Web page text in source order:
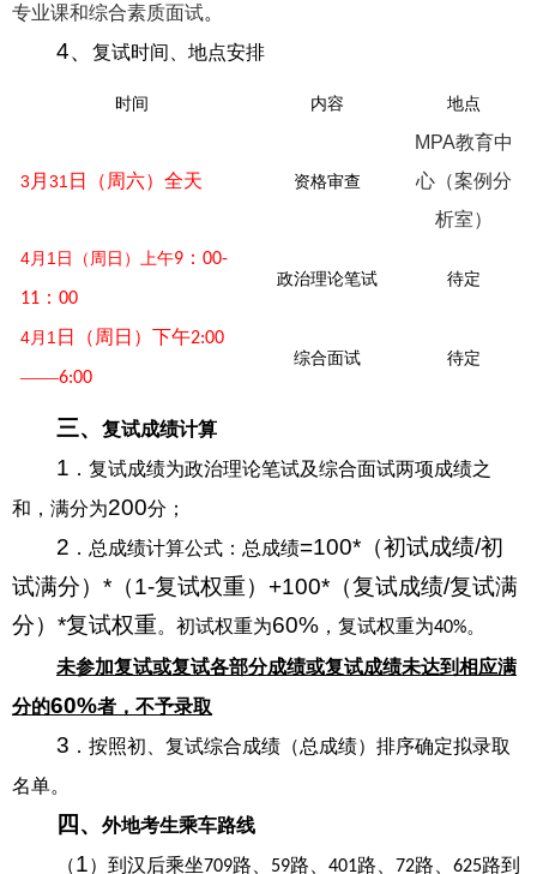
专业课和综合素质面试。
4、 复试时间、地点安排
时间 内容 地点
3 月 31 日（周六）全天 资格审查
MPA教育中
心（案例分
析室）
4月 1 日（周 日 ）上午9 ： 00-
11 ： 00
政治理论笔试 待定
4月 1 日（周日）下午2:00
——6:00
综合面试 待定
三、 复试成绩计算
1 ．复试成绩为政治理论笔试及综合面试两项成绩之
和，满分为200分；
2 ． 总成绩计算公式：总成绩=100*（初试成绩/初
试满分）*（1-复试权重）+100*（复试成绩/复试满
分）*复试权重。 初试权重为60% ，复试权重为40%。
未参加复试或复试各部分成绩或复试成绩未达到相应满
分的60%者，不予录取
3 ．按照初、复试综合成绩（总成绩）排序确定拟录取
名单。
四、
外地考生乘车路线
（1）到汉后乘坐709路、 59路、 401路、 72路、 625路到